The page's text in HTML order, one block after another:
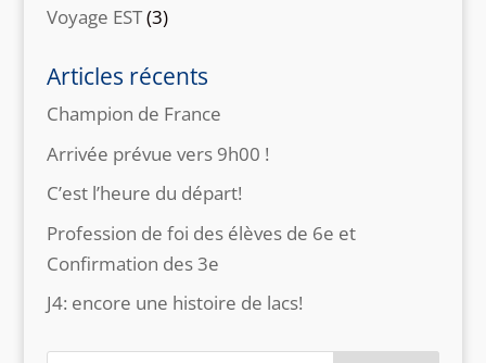
Voyage EST(3)
Articles récents
Champion de France
Arrivée prévue vers 9h00 !
C’est l’heure du départ!
Profession de foi des élèves de 6e et
Confirmation des 3e
J4: encore une histoire de lacs!